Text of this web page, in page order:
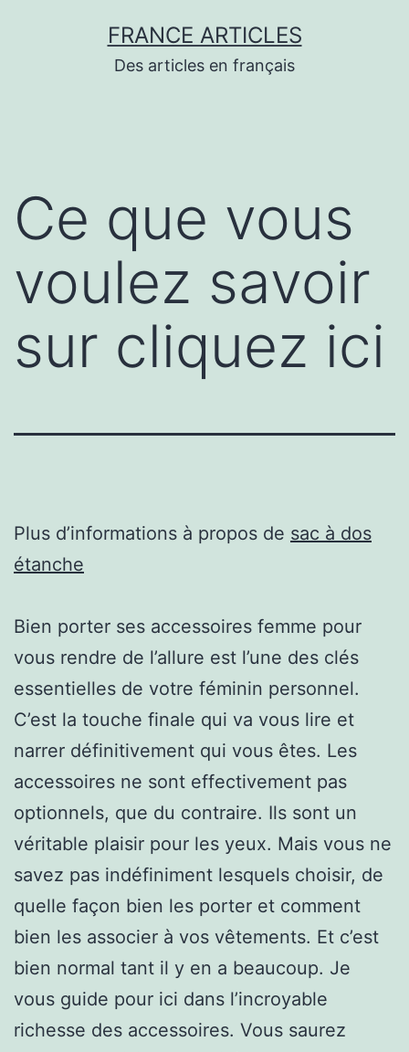
FRANCE ARTICLES
Des articles en français
Ce que vous
voulez savoir
sur cliquez ici
Plus d’informations à propos de sac à dos
étanche
Bien porter ses accessoires femme pour
vous rendre de l’allure est l’une des clés
essentielles de votre féminin personnel.
C’est la touche finale qui va vous lire et
narrer définitivement qui vous êtes. Les
accessoires ne sont effectivement pas
optionnels, que du contraire. Ils sont un
véritable plaisir pour les yeux. Mais vous ne
savez pas indéfiniment lesquels choisir, de
quelle façon bien les porter et comment
bien les associer à vos vêtements. Et c’est
bien normal tant il y en a beaucoup. Je
vous guide pour ici dans l’incroyable
richesse des accessoires. Vous saurez